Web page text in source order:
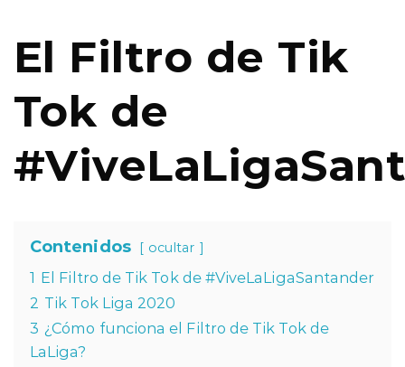
El Filtro de Tik
Tok de
Contenidos ocultar
1 El Filtro de Tik Tok de #ViveLaLigaSantander
2 Tik Tok Liga 2020
3 ¿Cómo funciona el Filtro de Tik Tok de
LaLiga?